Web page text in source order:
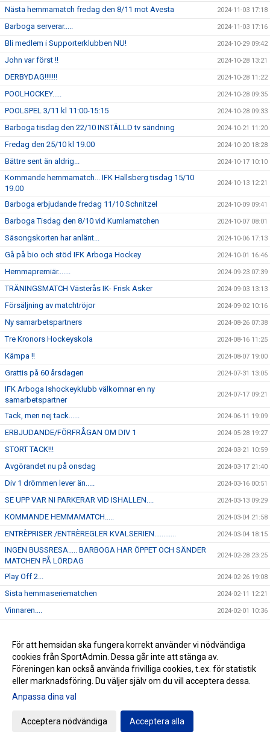
Nästa hemmamatch fredag den 8/11 mot Avesta 2024-11-03 17:18
Barboga serverar..... 2024-11-03 17:16
Bli medlem i Supporterklubben NU! 2024-10-29 09:42
John var först !! 2024-10-28 13:21
DERBYDAG!!!!!!! 2024-10-28 11:22
POOLHOCKEY..... 2024-10-28 09:35
POOLSPEL 3/11 kl 11:00-15:15 2024-10-28 09:33
Barboga tisdag den 22/10 INSTÄLLD tv sändning 2024-10-21 11:20
Fredag den 25/10 kl 19.00 2024-10-20 18:28
Bättre sent än aldrig... 2024-10-17 10:10
Kommande hemmamatch... IFK Hallsberg tisdag 15/10
19.00
2024-10-13 12:21
Barboga erbjudande fredag 11/10 Schnitzel 2024-10-09 09:41
Barboga Tisdag den 8/10 vid Kumlamatchen 2024-10-07 08:01
Säsongskorten har anlänt... 2024-10-06 17:13
Gå på bio och stöd IFK Arboga Hockey 2024-10-01 16:46
Hemmapremiär....... 2024-09-23 07:39
TRÄNINGSMATCH Västerås IK- Frisk Asker 2024-09-03 13:13
Försäljning av matchtröjor 2024-09-02 10:16
Ny samarbetspartners 2024-08-26 07:38
Tre Kronors Hockeyskola 2024-08-16 11:25
Kämpa !! 2024-08-07 19:00
Grattis på 60 årsdagen 2024-07-31 13:05
IFK Arboga Ishockeyklubb välkomnar en ny
samarbetspartner
2024-07-17 09:21
Tack, men nej tack...... 2024-06-11 19:09
ERBJUDANDE/FÖRFRÅGAN OM DIV 1 2024-05-28 19:27
STORT TACK!!! 2024-03-21 10:59
Avgörandet nu på onsdag 2024-03-17 21:40
Div 1 drömmen lever än..... 2024-03-16 00:51
SE UPP VAR NI PARKERAR VID ISHALLEN.... 2024-03-13 09:29
KOMMANDE HEMMAMATCH..... 2024-03-04 21:58
ENTRÈPRISER /ENTRÈREGLER KVALSERIEN............ 2024-03-04 18:15
INGEN BUSSRESA..... BARBOGA HAR ÖPPET OCH SÄNDER
MATCHEN PÅ LÖRDAG
2024-02-28 23:25
Play Off 2... 2024-02-26 19:08
Sista hemmaseriematchen 2024-02-11 12:21
Vinnaren.... 2024-02-01 10:36
Kommande hemmamatch..... 2024-01-22 12:45
NYHET... 2024-01-16 16:23
Gå till Webbversion
För att hemsidan ska fungera korrekt använder vi nödvändiga
cookies från SportAdmin. Dessa går inte att stänga av.
Föreningen kan också använda frivilliga cookies, t.ex. för statistik
eller marknadsföring. Du väljer själv om du vill acceptera dessa.
Anpassa dina val
Acceptera nödvändiga Acceptera alla